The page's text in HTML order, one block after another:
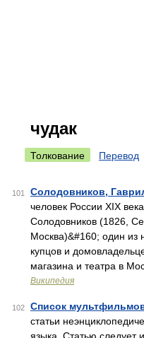
чудак
Толкование Перевод
101 Солодовников,
человек России XIX
Солодовников (1826,
Москва)&#160; один из
купцов и
магазина и театра в
Википедия
102 Список
статьи